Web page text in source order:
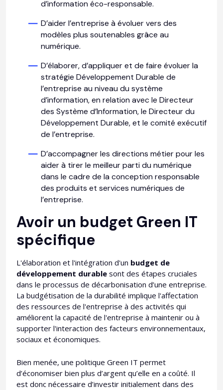
d’information éco-responsable.
D’aider l’entreprise à évoluer vers des
modèles plus soutenables grâce au
numérique.
D’élaborer, d’appliquer et de faire évoluer la
stratégie Développement Durable de
l’entreprise au niveau du système
d’information, en relation avec le Directeur
des Système d’Information, le Directeur du
Développement Durable, et le comité exécutif
de l’entreprise.
D’accompagner les directions métier pour les
aider à tirer le meilleur parti du numérique
dans le cadre de la conception responsable
des produits et services numériques de
l’entreprise.
Avoir un budget Green IT
spécifique
L'élaboration et l'intégration d'un budget de
développement durable sont des étapes cruciales
dans le processus de décarbonisation d’une entreprise.
La budgétisation de la durabilité implique l'affectation
des ressources de l'entreprise à des activités qui
améliorent la capacité de l'entreprise à maintenir ou à
supporter l'interaction des facteurs environnementaux,
sociaux et économiques.
Bien menée, une politique Green IT permet
d’économiser bien plus d’argent qu’elle en a coûté. Il
est donc nécessaire d’investir initialement dans des